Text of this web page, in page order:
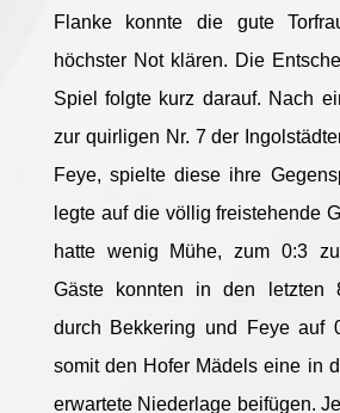
Flanke konnte die gute
höchster Not klären. Die
Spiel folgte kurz darauf. Nach
zur quirligen Nr. 7 der
Feye, spielte diese ihre
legte auf die völlig freistehende
hatte wenig Mühe, zum 0:3
Gäste konnten in den letzten
durch Bekkering und Feye auf
somit den Hofer Mädels eine in
erwartete Niederlage beifügen.